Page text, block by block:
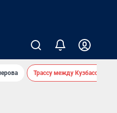
Трассу между Кузбассом и